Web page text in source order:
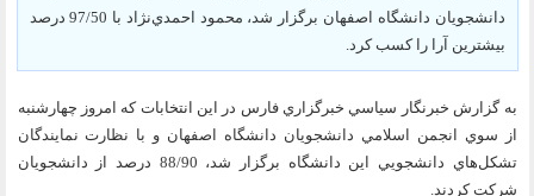
دانشجويان دانشگاه اصفهان برگزار شد، محمود احمدي‌نژاد با 97/50 درصد
بيشترين آرا را كسب كرد.
به گزارش خبرنگار سياسي خبرگزاري فارس در اين انتخابات كه امروز چهارشنبه
از سوي انجمن اسلامي دانشجويان دانشگاه اصفهان و با نظارت نمايندگان
تشكل‌هاي دانشجويي اين دانشگاه برگزار شد، 88/90 درصد از دانشجويان
شركت كردند.